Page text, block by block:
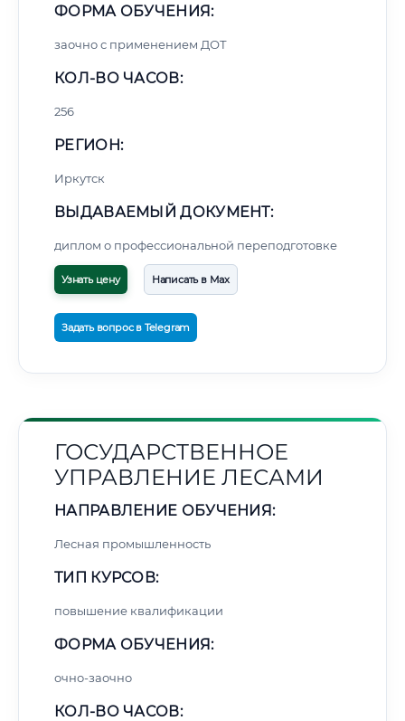
ФОРМА ОБУЧЕНИЯ:
заочно с применением ДОТ
КОЛ-ВО ЧАСОВ:
256
РЕГИОН:
Иркутск
ВЫДАВАЕМЫЙ ДОКУМЕНТ:
диплом о профессиональной переподготовке
Узнать цену Написать в Max
Задать вопрос в Telegram
ГОСУДАРСТВЕННОЕ
УПРАВЛЕНИЕ ЛЕСАМИ
НАПРАВЛЕНИЕ ОБУЧЕНИЯ:
Лесная промышленность
ТИП КУРСОВ:
повышение квалификации
ФОРМА ОБУЧЕНИЯ:
очно-заочно
КОЛ-ВО ЧАСОВ: